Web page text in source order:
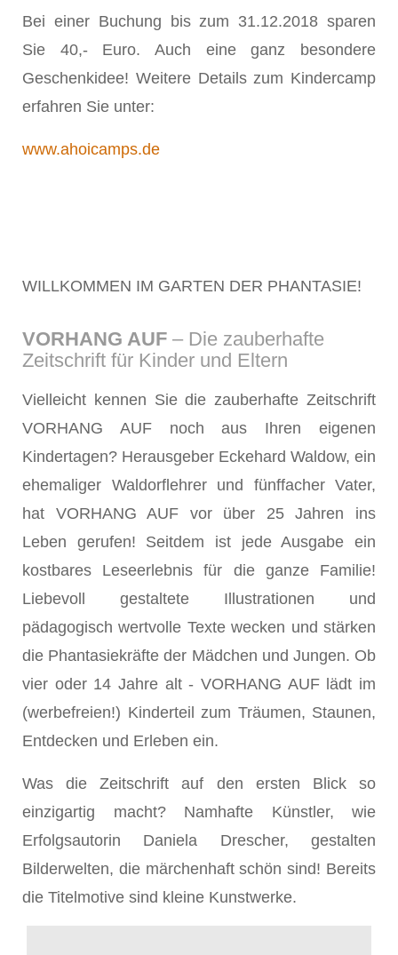
Bei einer Buchung bis zum 31.12.2018 sparen
Sie 40,- Euro. Auch eine ganz besondere
Geschenkidee! Weitere Details zum Kindercamp
erfahren Sie unter:
www.ahoicamps.de
WILLKOMMEN IM GARTEN DER PHANTASIE!
VORHANG AUF – Die zauberhafte
Zeitschrift für Kinder und Eltern
Vielleicht kennen Sie die zauberhafte Zeitschrift
VORHANG AUF noch aus Ihren eigenen
Kindertagen? Herausgeber Eckehard Waldow, ein
ehemaliger Waldorflehrer und fünffacher Vater,
hat VORHANG AUF vor über 25 Jahren ins
Leben gerufen! Seitdem ist jede Ausgabe ein
kostbares Leseerlebnis für die ganze Familie!
Liebevoll gestaltete Illustrationen und
pädagogisch wertvolle Texte wecken und stärken
die Phantasiekräfte der Mädchen und Jungen. Ob
vier oder 14 Jahre alt - VORHANG AUF lädt im
(werbefreien!) Kinderteil zum Träumen, Staunen,
Entdecken und Erleben ein.
Was die Zeitschrift auf den ersten Blick so
einzigartig macht? Namhafte Künstler, wie
Erfolgsautorin Daniela Drescher, gestalten
Bilderwelten, die märchenhaft schön sind! Bereits
die Titelmotive sind kleine Kunstwerke.